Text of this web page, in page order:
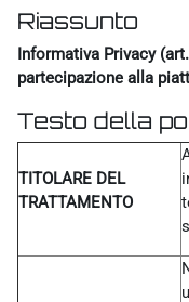
Riassunto
Informativa Privacy
partecipazione alla
Testo della
TITOLARE DEL
TRATTAMENTO